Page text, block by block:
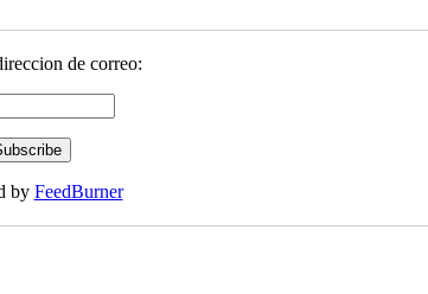
de correo:
by FeedBurner